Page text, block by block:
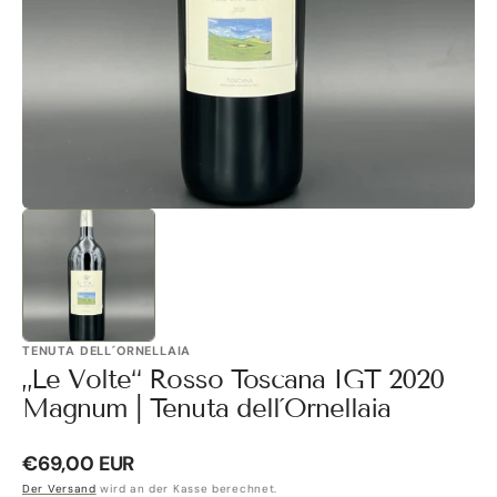
TENUTA DELL´ORNELLAIA
„Le Volte“ Rosso Toscana IGT 2020
Magnum | Tenuta dell´Ornellaia
Normaler
€69,00 EUR
Der Versand wird an der Kasse berechnet.
Galerieansicht
öffnen